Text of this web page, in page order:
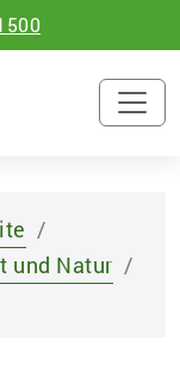
und Natur